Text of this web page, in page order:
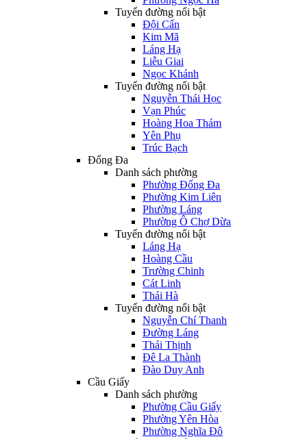
Tuyến đường nổi bật
Đội Cấn
Kim Mã
Láng Hạ
Liễu Giai
Ngọc Khánh
Tuyến đường nổi bật
Nguyễn Thái Học
Vạn Phúc
Hoàng Hoa Thám
Yên Phụ
Trúc Bạch
Đống Đa
Danh sách phường
Phường Đống Đa
Phường Kim Liên
Phường Láng
Phường Ô Chợ Dừa
Tuyến đường nổi bật
Láng Hạ
Hoàng Cầu
Trường Chinh
Cát Linh
Thái Hà
Tuyến đường nổi bật
Nguyễn Chí Thanh
Đường Láng
Thái Thịnh
Đê La Thành
Đào Duy Anh
Cầu Giấy
Danh sách phường
Phường Cầu Giấy
Phường Yên Hòa
Phường Nghĩa Đô